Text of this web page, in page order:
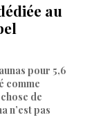
au
pour 5,6
comme
de
n’est pas